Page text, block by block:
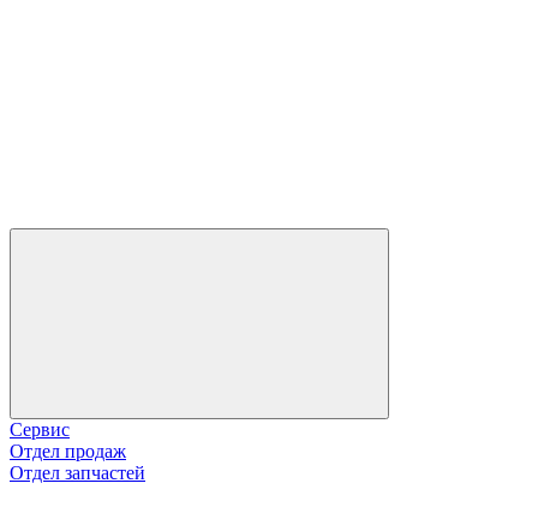
Сервис
Отдел продаж
Отдел запчастей